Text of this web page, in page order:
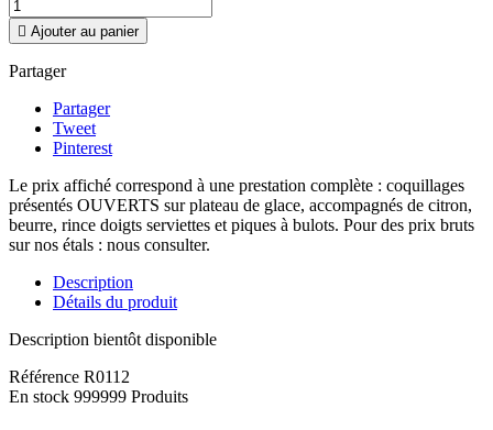
 Ajouter au panier
Partager
Partager
Tweet
Pinterest
Le prix affiché correspond à une prestation complète : coquillages
présentés OUVERTS sur plateau de glace, accompagnés de citron,
beurre, rince doigts serviettes et piques à bulots. Pour des prix bruts
sur nos étals : nous consulter.
Description
Détails du produit
Description bientôt disponible
Référence R0112
En stock 999999 Produits